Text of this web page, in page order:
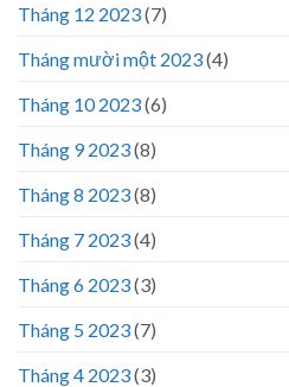
Tháng 12 2023(7)
Tháng mười một 2023(4)
Tháng 10 2023(6)
Tháng 9 2023(8)
Tháng 8 2023(8)
Tháng 7 2023(4)
Tháng 6 2023(3)
Tháng 5 2023(7)
Tháng 4 2023(3)